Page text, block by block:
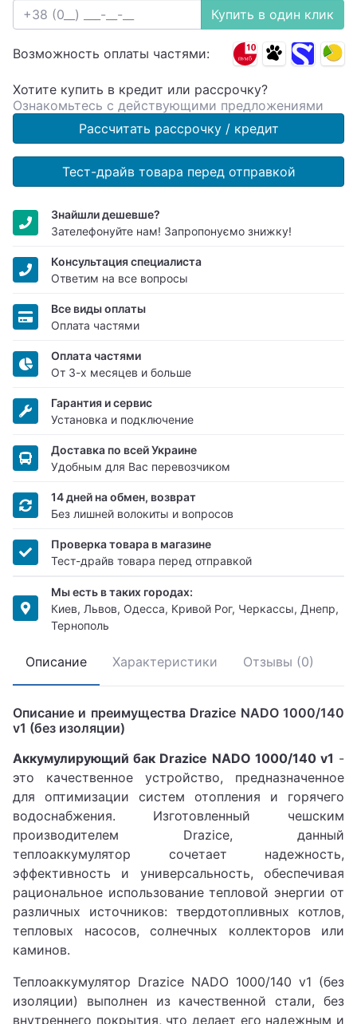
Купить в один клик
Возможность оплаты частями:
Хотите купить в кредит или рассрочку?
Ознакомьтесь с действующими предложениями
Рассчитать рассрочку / кредит
Тест-драйв товара перед отправкой
Знайшли дешевше?
Зателефонуйте нам! Запропонуємо знижку!
Консультация специалиста
Ответим на все вопросы
Все виды оплаты
Оплата частями
Оплата частями
От 3-х месяцев и больше
Гарантия и сервис
Установка и подключение
Доставка по всей Украине
Удобным для Вас перевозчиком
14 дней на обмен, возврат
Без лишней волокиты и вопросов
Проверка товара в магазине
Тест-драйв товара перед отправкой
Мы есть в таких городах:
Киев, Львов, Одесса, Кривой Рог, Черкассы, Днепр,
Тернополь
Описание Характеристики Отзывы (0)
Описание и преимущества Drazice NADO 1000/140
v1 (без изоляции)
Аккумулирующий бак Drazice NADO 1000/140 v1 -
это качественное устройство, предназначенное
для оптимизации систем отопления и горячего
водоснабжения. Изготовленный чешским
производителем Drazice, данный
теплоаккумулятор сочетает надежность,
эффективность и универсальность, обеспечивая
рациональное использование тепловой энергии от
различных источников: твердотопливных котлов,
тепловых насосов, солнечных коллекторов или
каминов.
Теплоаккумулятор Drazice NADO 1000/140 v1 (без
изоляции) выполнен из качественной стали, без
внутреннего покрытия, что делает его надежным и